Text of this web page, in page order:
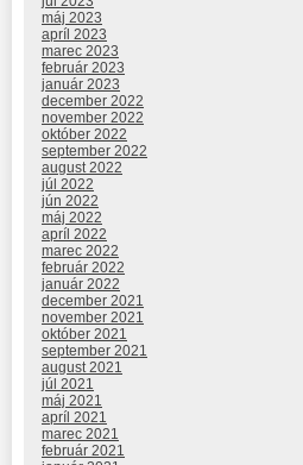
máj 2023
apríl 2023
marec 2023
február 2023
január 2023
december 2022
november 2022
október 2022
september 2022
august 2022
júl 2022
jún 2022
máj 2022
apríl 2022
marec 2022
február 2022
január 2022
december 2021
november 2021
október 2021
september 2021
august 2021
júl 2021
máj 2021
apríl 2021
marec 2021
február 2021